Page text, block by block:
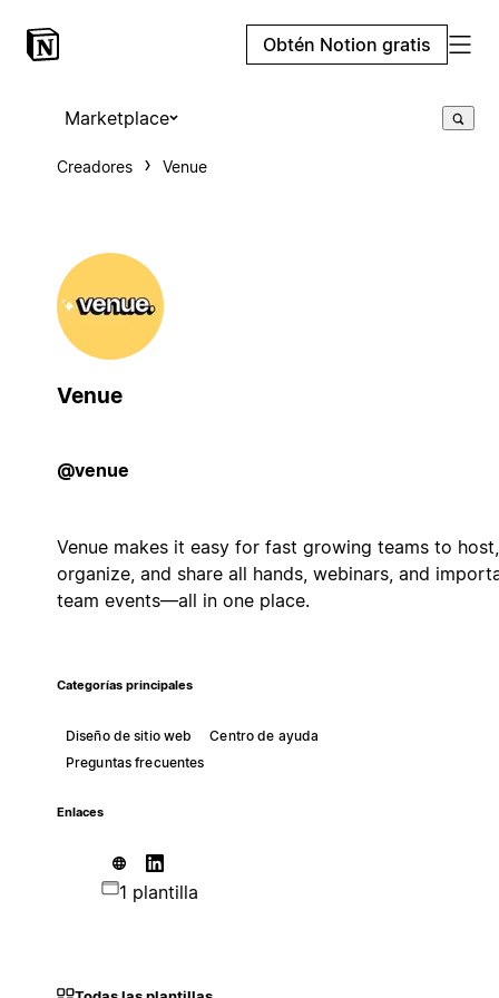
Obtén Notion gratis
Marketplace
Creadores Venue
Venue
@venue
Venue makes it easy for fast growing teams to host,
organize, and share all hands, webinars, and
team events—all in one place.
Categorías principales
Diseño de sitio web
Centro de ayuda
Preguntas frecuentes
Enlaces
1 plantilla